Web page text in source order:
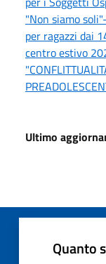
"Non siamo
per ragazzi dai
centro estivo
Ultimo
Quanto